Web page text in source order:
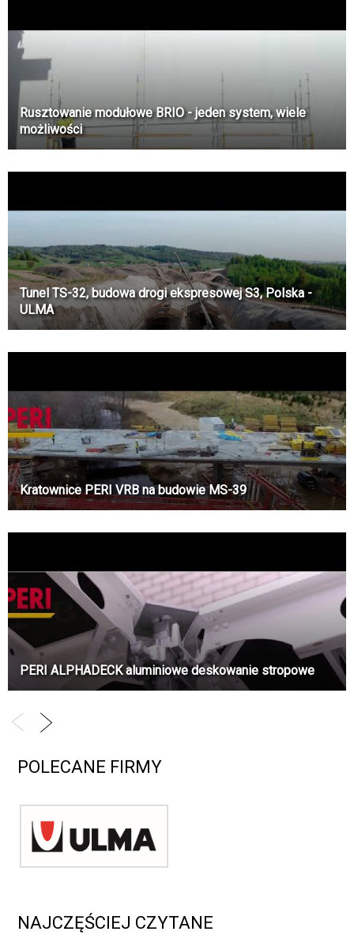
Rusztowanie modułowe BRIO - jeden system, wiele
możliwości
Tunel TS-32, budowa drogi ekspresowej S3, Polska -
ULMA
Kratownice PERI VRB na budowie MS-39
PERI ALPHADECK aluminiowe deskowanie stropowe
POLECANE FIRMY
NAJCZĘŚCIEJ CZYTANE